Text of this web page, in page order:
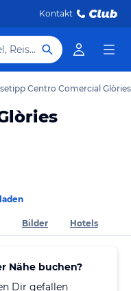
Kontakt
Hotel, Reiseziel
Centro Comercial Glòries
Bilder Hotels
Nähe buchen?
Dir gefallen